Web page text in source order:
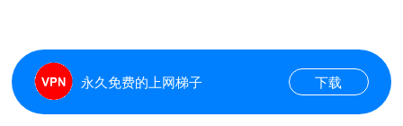
永久免费的上网梯子 下载